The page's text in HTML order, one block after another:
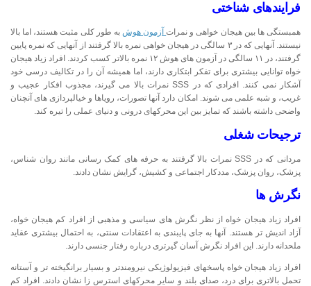
فرایندهای شناختی
همبستگی ها بین هیجان خواهی و نمراتآزمون هوش به طور کلی مثبت هستند، اما بالا
نیستند. آنهایی که در ۳ سالگی در هیجان خواهی نمره بالا گرفتند از آنهایی که نمره پایین
گرفتند، در ۱۱ سالگی در آزمون های هوش ۱۲ نمره بالاتر کسب کردند. افراد زیاد هیجان
خواه توانایی بیشتری برای تفکر ابتکاری دارند، اما همیشه آن را در تکالیف درسی خود
آشکار نمی کنند. افرادی که در SSS نمرات بالا می گیرند، مجذوب افکار عجیب و
غریب، و شبه علمی می شوند. امکان دارد آنها تصورات، رویاها و خیالپردازی های آنچنان
واضحی داشته باشند که تمایز بین این محرکهای درونی و دنیای عملی را تیره کند.
ترجیحات شغلی
مردانی که در SSS نمرات بالا گرفتند به حرفه های کمک رسانی مانند روان شناس،
پزشک، روان پزشک، مددکار اجتماعی و کشیش، گرایش نشان دادند.
نگرش ها
افراد زیاد هیجان خواه از نظر نگرش های سیاسی و مذهبی از افراد کم هیجان خواه،
آزاد اندیش تر هستند. آنها به جای پایبندی به اعتقادات سنتی، به احتمال بیشتری عقاید
ملحدانه دارند. این افراد نگرش آسان گیرتری درباره رفتار جنسی دارند.
افراد زیاد هیجان خواه پاسخهای فیزیولوژیکی نیرومندتر و بسیار برانگیخته تر و آستانه
تحمل بالاتری برای درد، صدای بلند و سایر محرکهای استرس زا نشان دادند. افراد کم